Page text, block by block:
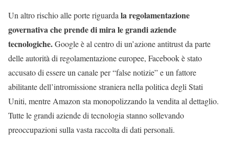
Un altro rischio alle porte riguarda la regolamentazione
governativa che prende di mira le grandi aziende
tecnologiche.Google è al centro di un’azione antitrust da parte
delle autorità di regolamentazione europee, Facebook è stato
accusato di essere un canale per “false notizie” e un fattore
abilitante dell’intromissione straniera nella politica degli Stati
Uniti, mentre Amazon sta monopolizzando la vendita al dettaglio.
Tutte le grandi aziende di tecnologia stanno sollevando
preoccupazioni sulla vasta raccolta di dati personali.